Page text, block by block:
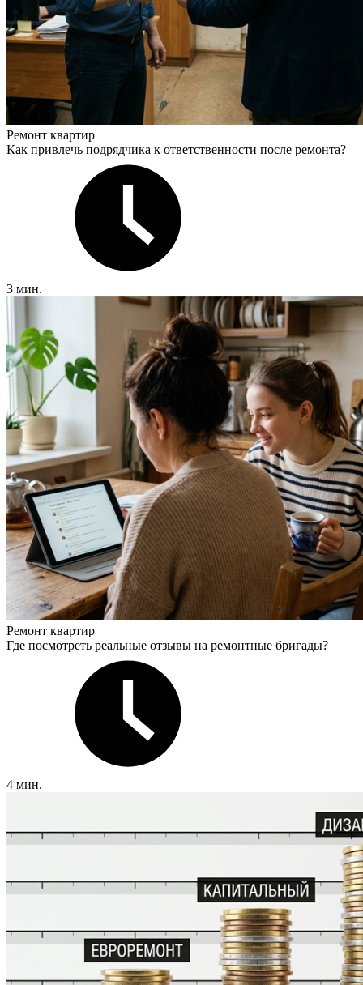
Ремонт квартир
Как привлечь подрядчика к ответственности после ремонта?
3 мин.
Ремонт квартир
Где посмотреть реальные отзывы на ремонтные бригады?
4 мин.